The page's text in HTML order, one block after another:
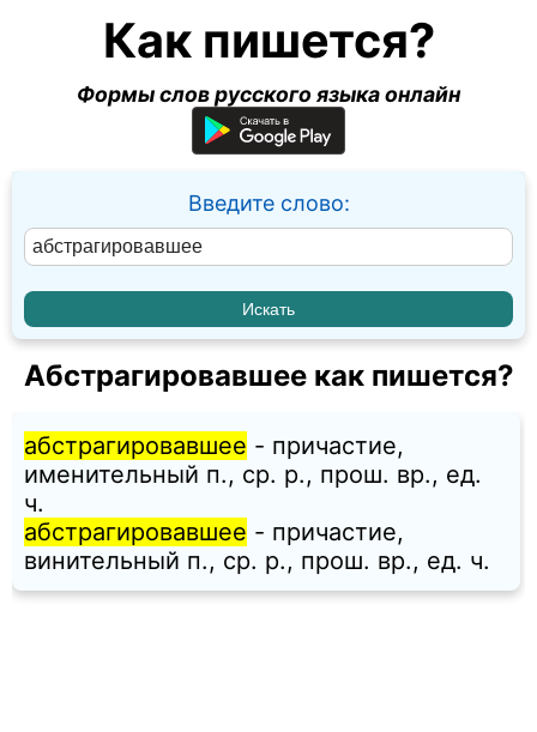
Как пишется?
Формы слов русского языка онлайн
Введите слово:
Абстрагировавшее как пишется?
абстрагировавшее - причастие,
именительный п., ср. p., прош. вр., ед.
ч.
абстрагировавшее - причастие,
винительный п., ср. p., прош. вр., ед. ч.